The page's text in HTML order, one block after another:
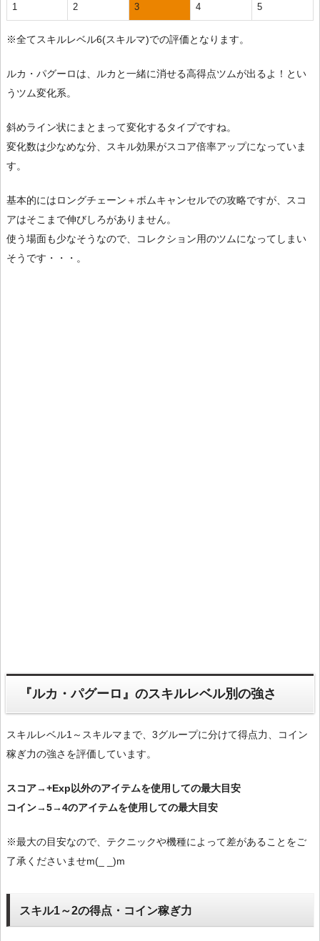
1 2 3 4 5
※全てスキルレベル6(スキルマ)での評価となります。
ルカ・パグーロは、ルカと一緒に消せる高得点ツムが出るよ！とい
うツム変化系。
斜めライン状にまとまって変化するタイプですね。
変化数は少なめな分、スキル効果がスコア倍率アップになっていま
す。
基本的にはロングチェーン＋ボムキャンセルでの攻略ですが、スコ
アはそこまで伸びしろがありません。
使う場面も少なそうなので、コレクション用のツムになってしまい
そうです・・・。
『ルカ・パグーロ』のスキルレベル別の強さ
スキルレベル1～スキルマまで、3グループに分けて得点力、コイン
稼ぎ力の強さを評価しています。
スコア→+Exp以外のアイテムを使用しての最大目安
コイン→5→4のアイテムを使用しての最大目安
※最大の目安なので、テクニックや機種によって差があることをご
了承くださいませm(_ _)m
スキル1～2の得点・コイン稼ぎ力